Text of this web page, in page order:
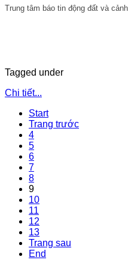
Trung tâm báo tin động đất và
Tagged under
Chi tiết...
Start
Trang trước
4
5
6
7
8
9
10
11
12
13
Trang sau
End